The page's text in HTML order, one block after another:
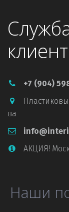
+7 (904)
ва
АКЦИЯ!
Наши